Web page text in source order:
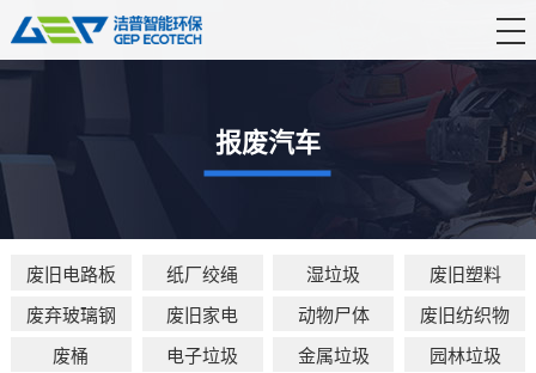
产品中心
解决方案
新闻资讯
报废汽车
废旧电路板 纸厂绞绳 湿垃圾 废旧塑料
废弃玻璃钢 废旧家电 动物尸体 废旧纺织物
废桶 电子垃圾 金属垃圾 园林垃圾